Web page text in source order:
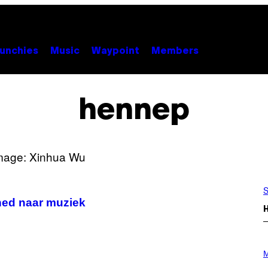
Music Waypoint Members
hennep
naar muziek
H